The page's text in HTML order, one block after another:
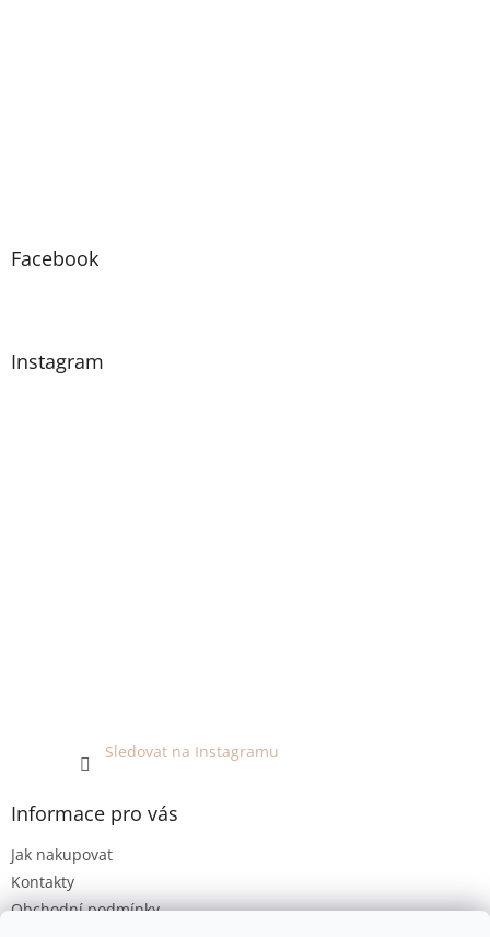
Facebook
Instagram
Sledovat na Instagramu
Informace pro vás
Jak nakupovat
Kontakty
Obchodní podmínky